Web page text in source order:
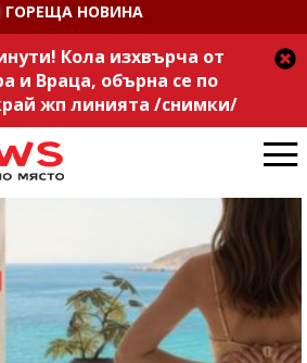
ГОРЕЩА НОВИНА
Кола изхвърча от
и Враца, обърна се по
жп линията /снимки/